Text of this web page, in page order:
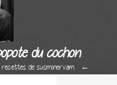
du cochon
de susminervam.